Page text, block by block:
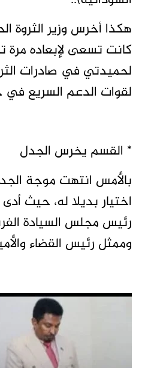
هكذا أخرس وزير الثروة
كانت تسعى لإبعاده
لحميدتي في صادرات
لقوات الدعم السريع
* القسم يخرس الجدل
بالأمس انتهت موجة
اختيار بديلا له، حيث
رئيس مجلس السيادة
وممثل رئيس القضاء